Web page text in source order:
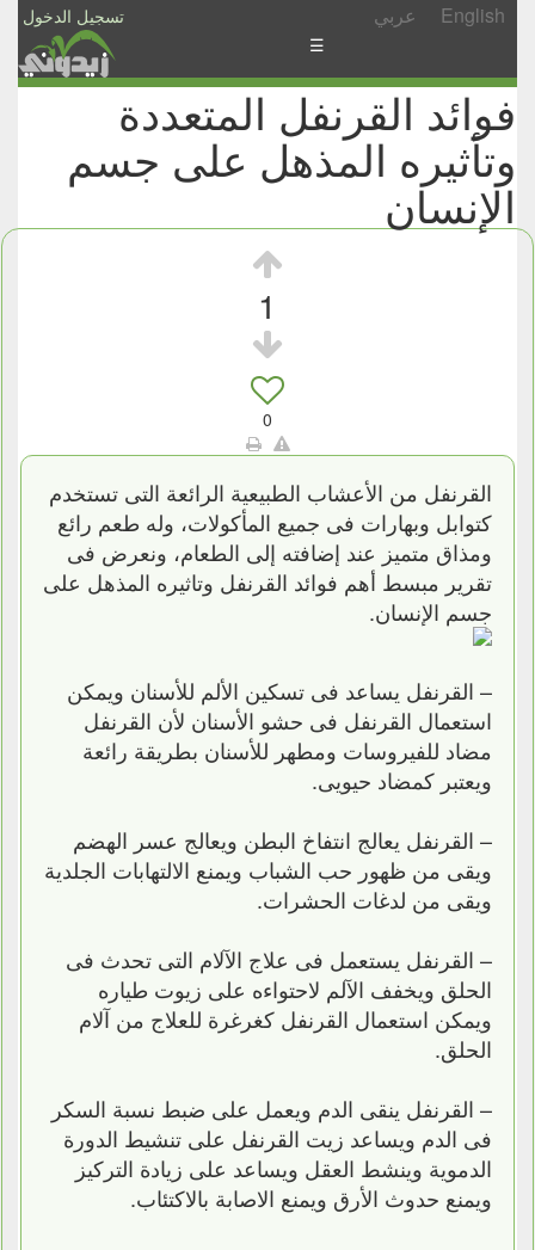
تسجيل الدخول عربي English
الأخبار
والمشاركات
الأبجدي
☰
فوائد القرنفل المتعددة
وتأثيره المذهل على جسم
الإنسان
1
0
القرنفل من الأعشاب الطبيعية الرائعة التى تستخدم
كتوابل وبهارات فى جميع المأكولات، وله طعم رائع
ومذاق متميز عند إضافته إلى الطعام، ونعرض فى
تقرير مبسط أهم فوائد القرنفل وتاثيره المذهل على
جسم الإنسان.
– القرنفل يساعد فى تسكين الألم للأسنان ويمكن
استعمال القرنفل فى حشو الأسنان لأن القرنفل
مضاد للفيروسات ومطهر للأسنان بطريقة رائعة
ويعتبر كمضاد حيويى.
– القرنفل يعالج انتفاخ البطن ويعالج عسر الهضم
ويقى من ظهور حب الشباب ويمنع الالتهابات الجلدية
ويقى من لدغات الحشرات.
– القرنفل يستعمل فى علاج الآلام التى تحدث فى
الحلق ويخفف الآلم لاحتواءه على زيوت طياره
ويمكن استعمال القرنفل كغرغرة للعلاج من آلام
الحلق.
– القرنفل ينقى الدم ويعمل على ضبط نسبة السكر
فى الدم ويساعد زيت القرنفل على تنشيط الدورة
الدموية وينشط العقل ويساعد على زيادة التركيز
ويمنع حدوث الأرق ويمنع الاصابة بالاكتئاب.